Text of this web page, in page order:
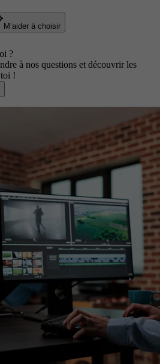
M’aider à choisir
?
à nos questions et découvrir les
!